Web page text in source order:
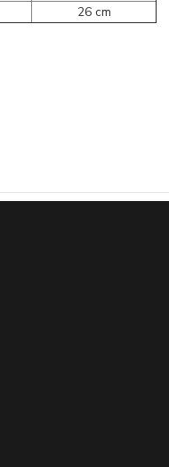
26 cm